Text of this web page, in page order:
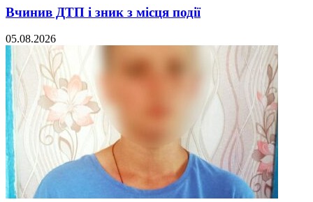
Вчинив ДТП і зник з місця події
05.08.2026